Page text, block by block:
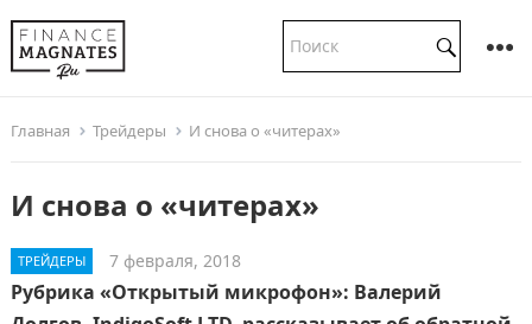
Главная Трейдеры И снова о «читерах»
И снова о «читерах»
ТРЕЙДЕРЫ 7 февраля, 2018
Рубрика «Открытый микрофон»: Валерий